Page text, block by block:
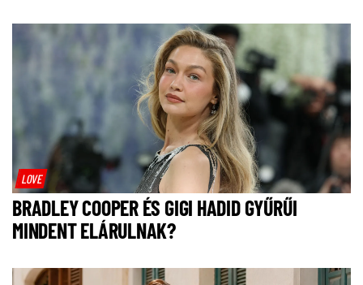
LOVE
BRADLEY COOPER ÉS GIGI HADID GYŰRŰI
MINDENT ELÁRULNAK?